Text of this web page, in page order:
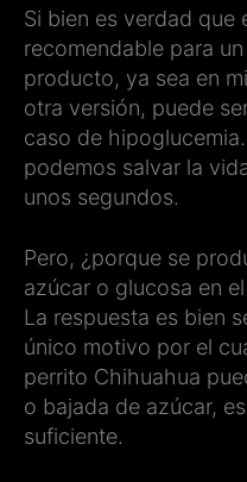
Si bien es verdad que
recomendable para
producto, ya sea en
otra versión, puede
caso de
podemos salvar la
unos segundos.
Pero, ¿porque se
azúcar o glucosa en
La respuesta es bien
único motivo por el
perrito Chihuahua
o bajada de azúcar,
suficiente.